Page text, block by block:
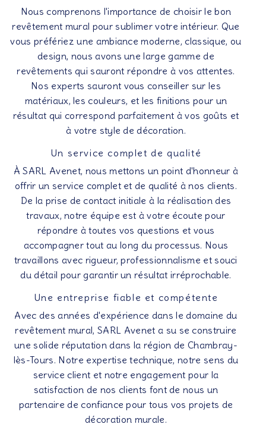
Nous comprenons l'importance de choisir le bon
revêtement mural pour sublimer votre intérieur. Que
vous préfériez une ambiance moderne, classique, ou
design, nous avons une large gamme de
revêtements qui sauront répondre à vos attentes.
Nos experts sauront vous conseiller sur les
matériaux, les couleurs, et les finitions pour un
résultat qui correspond parfaitement à vos goûts et
à votre style de décoration.
Un service complet de qualité
À SARL Avenet, nous mettons un point d'honneur à
offrir un service complet et de qualité à nos clients.
De la prise de contact initiale à la réalisation des
travaux, notre équipe est à votre écoute pour
répondre à toutes vos questions et vous
accompagner tout au long du processus. Nous
travaillons avec rigueur, professionnalisme et souci
du détail pour garantir un résultat irréprochable.
Une entreprise fiable et compétente
Avec des années d'expérience dans le domaine du
revêtement mural, SARL Avenet a su se construire
une solide réputation dans la région de Chambray-
lès-Tours. Notre expertise technique, notre sens du
service client et notre engagement pour la
satisfaction de nos clients font de nous un
partenaire de confiance pour tous vos projets de
décoration murale.